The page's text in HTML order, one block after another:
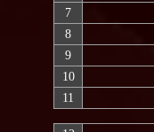
7
8
9
10
11